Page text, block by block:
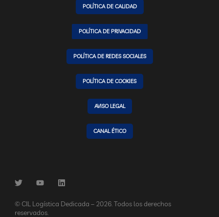
POLÍTICA DE CALIDAD
POLÍTICA DE PRIVACIDAD
POLÍTICA DE REDES SOCIALES
POLÍTICA DE COOKIES
AVISO LEGAL
CANAL ÉTICO
© CIL Logística Dedicada – 2026. Todos los derechos
reservados.